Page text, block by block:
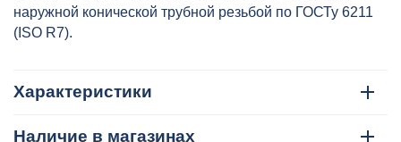
наружной конической трубной резьбой по ГОСТу 6211
(ISO R7).
Характеристики
Наличие в магазинах